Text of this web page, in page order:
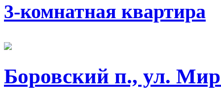
3-комнатная квартира
Боровский п., ул.